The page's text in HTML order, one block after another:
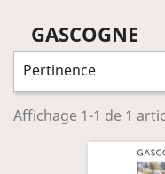
GASCOGNE
Pertinence
Affichage 1-1 de 1